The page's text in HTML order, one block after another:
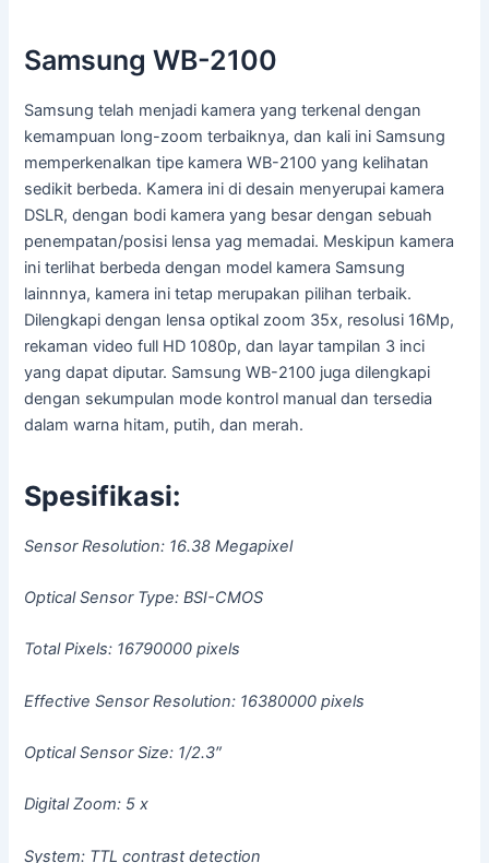
Samsung WB-2100
Samsung telah menjadi kamera yang terkenal dengan
kemampuan long-zoom terbaiknya, dan kali ini Samsung
memperkenalkan tipe kamera WB-2100 yang kelihatan
sedikit berbeda. Kamera ini di desain menyerupai kamera
DSLR, dengan bodi kamera yang besar dengan sebuah
penempatan/posisi lensa yag memadai. Meskipun kamera
ini terlihat berbeda dengan model kamera Samsung
lainnnya, kamera ini tetap merupakan pilihan terbaik.
Dilengkapi dengan lensa optikal zoom 35x, resolusi 16Mp,
rekaman video full HD 1080p, dan layar tampilan 3 inci
yang dapat diputar. Samsung WB-2100 juga dilengkapi
dengan sekumpulan mode kontrol manual dan tersedia
dalam warna hitam, putih, dan merah.
Spesifikasi:
Sensor Resolution: 16.38 Megapixel
Optical Sensor Type: BSI-CMOS
Total Pixels: 16790000 pixels
Effective Sensor Resolution: 16380000 pixels
Optical Sensor Size: 1/2.3″
Digital Zoom: 5 x
System: TTL contrast detection